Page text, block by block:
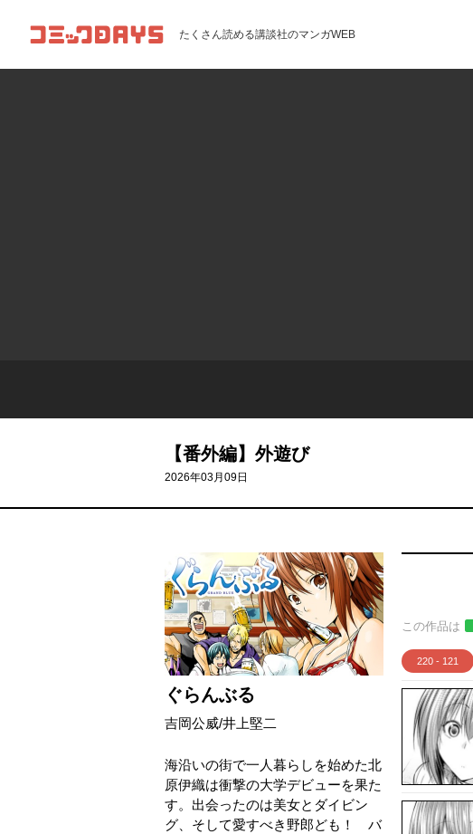
コミックDAYS たくさん読める講談社のマンガWEB
【番外編】外遊び
2026年03月09日
ぐらんぶる
吉岡公威/井上堅二
海沿いの街で一人暮らしを始めた北
原伊織は衝撃の大学デビューを果た
す。出会ったのは美女とダイビン
グ、そして愛すべき野郎ども！ バ
この作品は
220 - 121